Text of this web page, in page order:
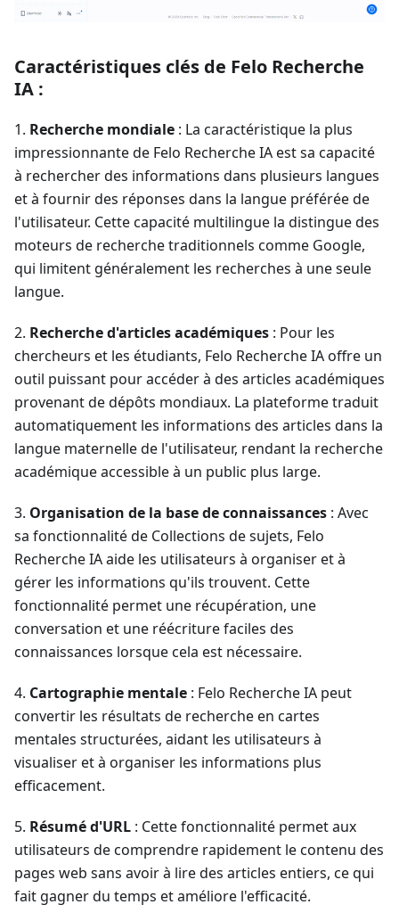
Caractéristiques clés de Felo Recherche
IA :
1. Recherche mondiale : La caractéristique la plus
impressionnante de Felo Recherche IA est sa capacité
à rechercher des informations dans plusieurs langues
et à fournir des réponses dans la langue préférée de
l'utilisateur. Cette capacité multilingue la distingue des
moteurs de recherche traditionnels comme Google,
qui limitent généralement les recherches à une seule
langue.
2. Recherche d'articles académiques : Pour les
chercheurs et les étudiants, Felo Recherche IA offre un
outil puissant pour accéder à des articles académiques
provenant de dépôts mondiaux. La plateforme traduit
automatiquement les informations des articles dans la
langue maternelle de l'utilisateur, rendant la recherche
académique accessible à un public plus large.
3. Organisation de la base de connaissances : Avec
sa fonctionnalité de Collections de sujets, Felo
Recherche IA aide les utilisateurs à organiser et à
gérer les informations qu'ils trouvent. Cette
fonctionnalité permet une récupération, une
conversation et une réécriture faciles des
connaissances lorsque cela est nécessaire.
4. Cartographie mentale : Felo Recherche IA peut
convertir les résultats de recherche en cartes
mentales structurées, aidant les utilisateurs à
visualiser et à organiser les informations plus
efficacement.
5. Résumé d'URL : Cette fonctionnalité permet aux
utilisateurs de comprendre rapidement le contenu des
pages web sans avoir à lire des articles entiers, ce qui
fait gagner du temps et améliore l'efficacité.